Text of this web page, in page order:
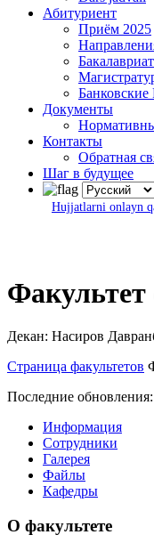
Абитуриент
Приём 2025
Бакалавриат
Банковские
Документы
Контакты
Обратная
Шаг в будущее
Hujjatlarni onlayn
Декан: Насиров
Страница факультетов
Последние
Информация
Сотрудники
Галерея
Файлы
Кафедры
О факультете